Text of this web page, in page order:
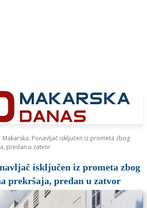
Makarska: Ponavljač isključen iz prometa zbog
predan u zatvor
isključen iz prometa zbog
prekršaja, predan u zatvor